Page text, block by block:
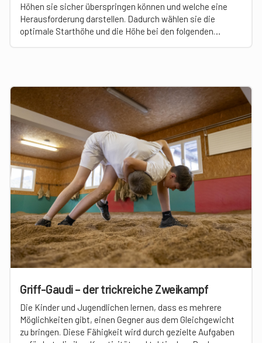
Höhen sie sicher überspringen können und welche eine
Herausforderung darstellen. Dadurch wählen sie die
optimale Starthöhe und die Höhe bei den folgenden
Griff-Gaudi – der trickreiche Zweikampf
Die Kinder und Jugendlichen lernen, dass es mehrere
Möglichkeiten gibt, einen Gegner aus dem Gleichgewicht
zu bringen. Diese Fähigkeit wird durch gezielte Aufgaben